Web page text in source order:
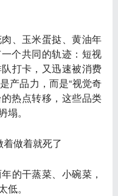
、玉米蛋挞、黄油年
个共同的轨迹：短视
打卡，又迅速被消费
产品力，而是“视觉奇
热点转移，这些品类
塌。
做着就死了
的干蒸菜、小碗菜，
低。